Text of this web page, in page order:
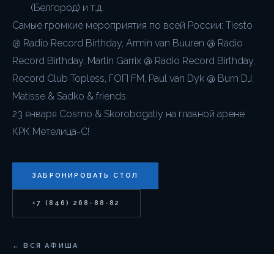
(Белгород) и т.д.
Самые громкие мероприятия по всей России: Tiesto
@ Radio Record Birthday, Armin van Buuren @ Radio
Record Birthday, Martin Garrix @ Radio Record Birthday,
Record Club Topless, ГОП FM, Paul van Dyk @ Burn DJ,
Matisse & Sadko & friends.
23 января Cosmo & Skorobogatiy на главной арене
КРК Метелица-С!
ЗАБРОНИРОВАТЬ СТОЛ
+7 (846) 268-88-82
← ВСЯ АФИША